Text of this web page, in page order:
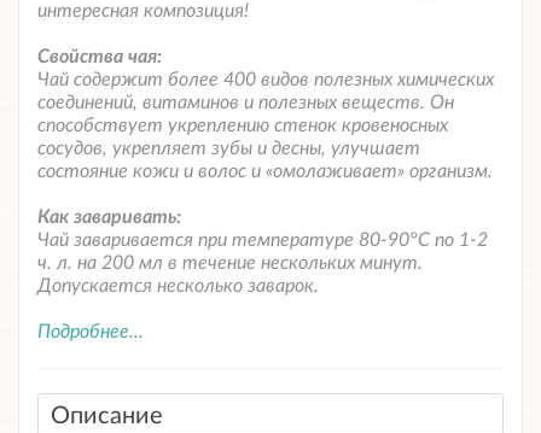
интересная композиция!
Свойства чая:
Чай содержит более 400 видов полезных химических
соединений, витаминов и полезных веществ. Он
способствует укреплению стенок кровеносных
сосудов, укрепляет зубы и десны, улучшает
состояние кожи и волос и «омолаживает» организм.
Как заваривать:
Чай заваривается при температуре 80-90°С по 1-2
ч. л. на 200 мл в течение нескольких минут.
Допускается несколько заварок.
Подробнее...
Описание